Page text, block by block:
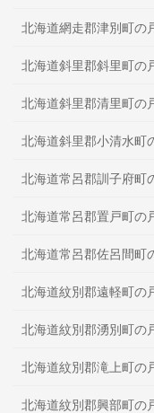
北海道網走郡津別町の
北海道斜里郡斜里町の
北海道斜里郡清里町の
北海道斜里郡小清水町
北海道常呂郡訓子府町
北海道常呂郡置戸町の
北海道常呂郡佐呂間町
北海道紋別郡遠軽町の
北海道紋別郡湧別町の
北海道紋別郡滝上町の
北海道紋別郡興部町の